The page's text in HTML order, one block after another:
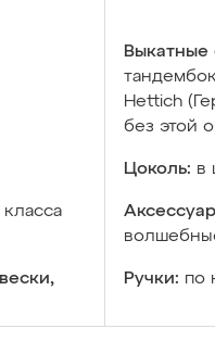
Выкатные
Hettich
без этой
Цоколь: в
Ручки: по